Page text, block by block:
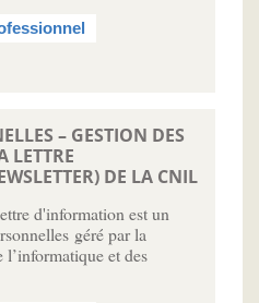
– GESTION DES
LETTRE
DE LA CNIL
d'information est un
géré par la
et des